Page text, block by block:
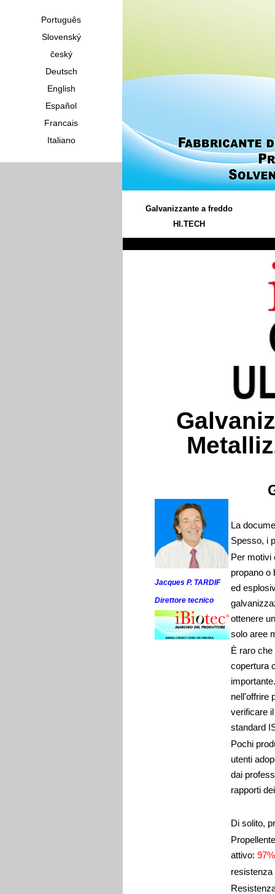
Português
Slovenský
český
Deutsch
English
Español
Francais
Italiano
Galvanizzante a freddo
HI.TECH
Jacques P. TARDIF
Direttore tecnico
La
Spesso, i
Per motivi
propano o
ed
ottenere
solo aree
È raro che
copertura
nell'offrire
verificare
standard
Pochi
utenti
dai
rapporti
Di solito,
attivo: 97%